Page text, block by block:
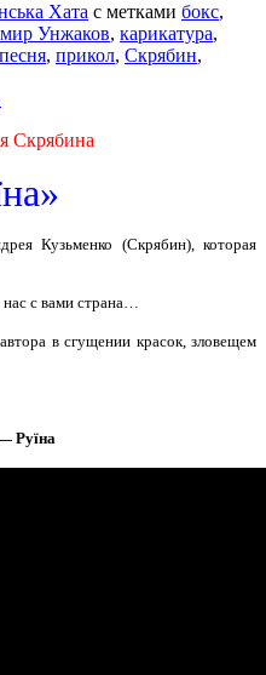
Хата с метками бокс,
Унжаков, карикатура,
песня, прикол, Скрябин,
Скрябина
Кузьменко (Скрябин), которая
нас с вами страна…
в сгущении красок, зловещем
Руїна